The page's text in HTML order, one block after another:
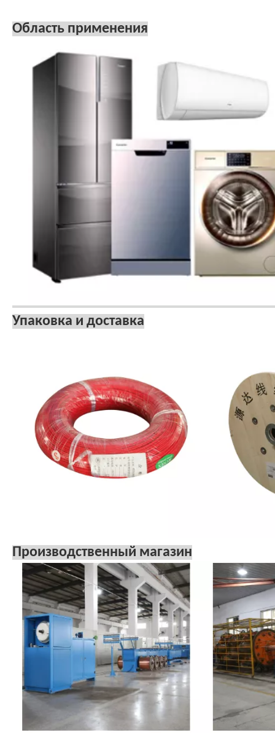
Область применения
Упаковка и доставка
Производственный магазин